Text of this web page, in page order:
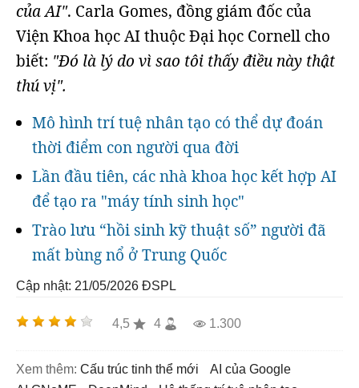
của AI". Carla Gomes, đồng giám đốc của
Viện Khoa học AI thuộc Đại học Cornell cho
biết: "Đó là lý do vì sao tôi thấy điều này thật
thú vị".
Mô hình trí tuệ nhân tạo có thể dự đoán
thời điểm con người qua đời
Lần đầu tiên, các nhà khoa học kết hợp AI
để tạo ra "máy tính sinh học"
Trào lưu “hồi sinh kỹ thuật số” người đã
mất bùng nổ ở Trung Quốc
Cập nhật: 21/05/2026 ĐSPL
4,5 4 1.300
Xem thêm: cấu trúc tinh thể mới
AI của Google